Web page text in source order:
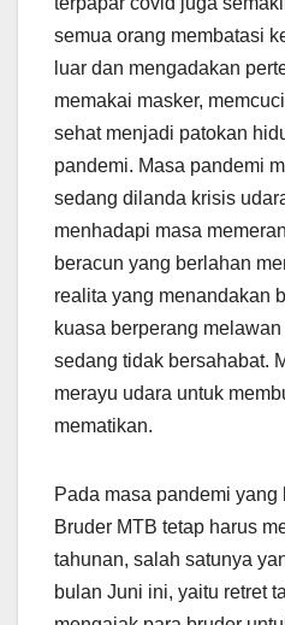
semua orang membatasi
luar dan mengadakan
memakai masker,
sehat menjadi patokan
pandemi. Masa pandemi
sedang dilanda krisis
menhadapi masa
beracun yang berlahan
realita yang menandakan
kuasa berperang
sedang tidak bersahabat.
merayu udara untuk
mematikan.
Pada masa pandemi yang
Bruder MTB tetap harus
tahunan, salah satunya
bulan Juni ini, yaitu retret